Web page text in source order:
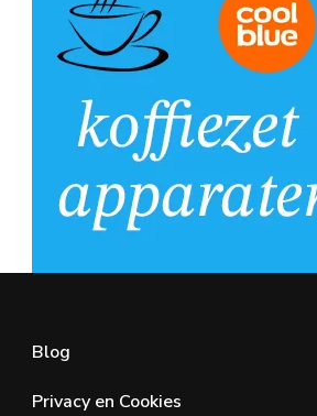
Blog
Privacy en Cookies